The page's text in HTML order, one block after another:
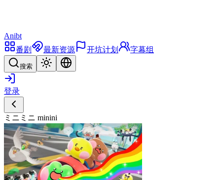
Anibt
番剧
最新资源 开坑计划 字幕组
搜索
登录
ミニミニ minini